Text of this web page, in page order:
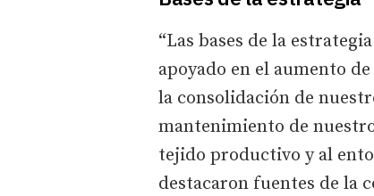
“Las bases de la
apoyado en el aumento
la consolidación de
mantenimiento de
tejido productivo y al
destacaron fuentes de la